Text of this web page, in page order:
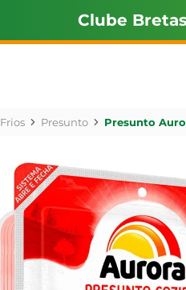
Clube Bretas
Frios Presunto Presunto